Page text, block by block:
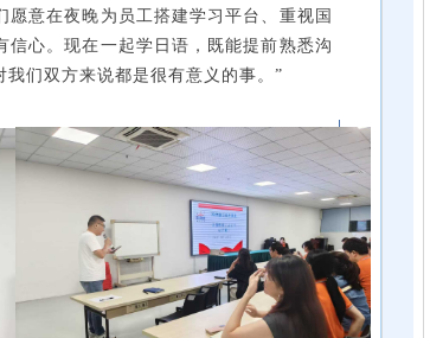
意在夜晚为员工搭建学习平台、重视国
信心。现在一起学日语，既能提前熟悉沟
们双方来说都是很有意义的事。”